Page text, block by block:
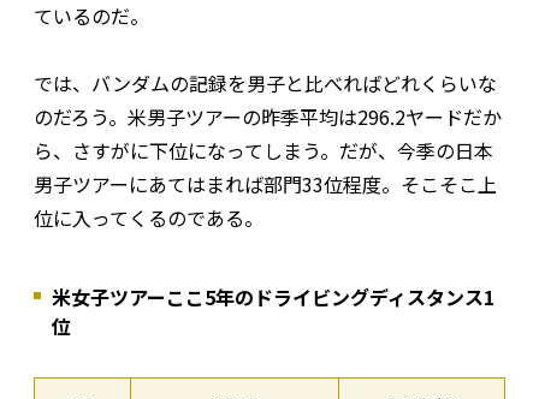
ているのだ。
では、バンダムの記録を男子と比べればどれくらいな
のだろう。米男子ツアーの昨季平均は296.2ヤードだか
ら、さすがに下位になってしまう。だが、今季の日本
男子ツアーにあてはまれば部門33位程度。そこそこ上
位に入ってくるのである。
米女子ツアーここ5年のドライビングディスタンス1
位